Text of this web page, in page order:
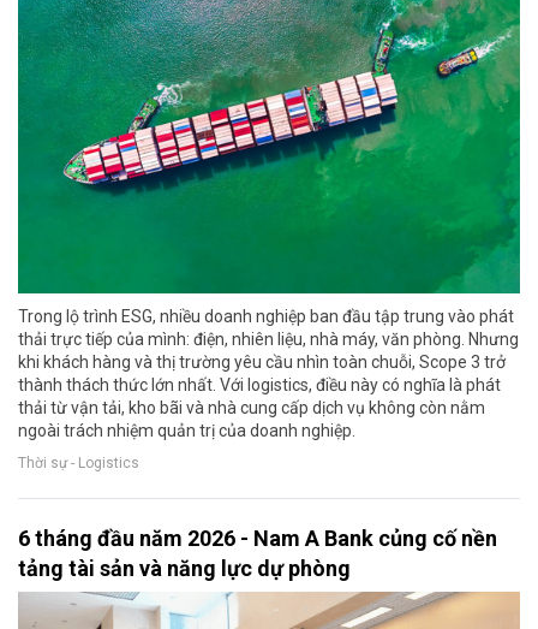
Trong lộ trình ESG, nhiều doanh nghiệp ban đầu tập trung vào phát
thải trực tiếp của mình: điện, nhiên liệu, nhà máy, văn phòng. Nhưng
khi khách hàng và thị trường yêu cầu nhìn toàn chuỗi, Scope 3 trở
thành thách thức lớn nhất. Với logistics, điều này có nghĩa là phát
thải từ vận tải, kho bãi và nhà cung cấp dịch vụ không còn nằm
ngoài trách nhiệm quản trị của doanh nghiệp.
Thời sự - Logistics
6 tháng đầu năm 2026 - Nam A Bank củng cố nền
tảng tài sản và năng lực dự phòng